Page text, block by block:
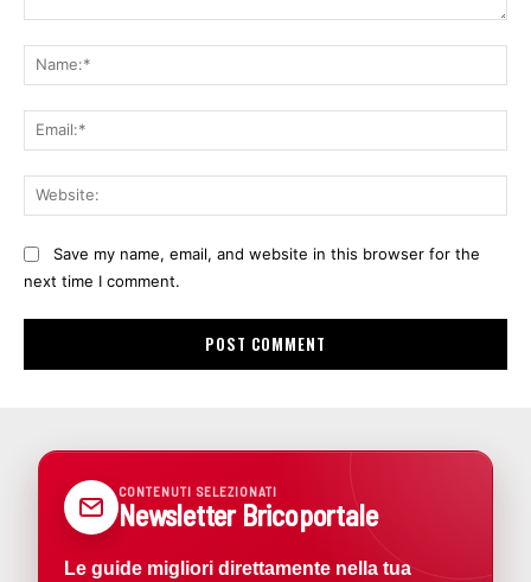
Save my name, email, and website in this browser for the
next time I comment.
CONTENUTI SELEZIONATI
Newsletter Bricoportale
Le guide migliori direttamente nella tua